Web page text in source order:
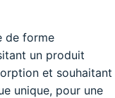
de forme
un produit
et souhaitant
unique, pour une